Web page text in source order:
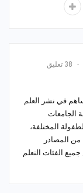
38 تعليق
في نشر العلم
الجامعات
المختلفة،
المصادر
جميع الفئات التعلم